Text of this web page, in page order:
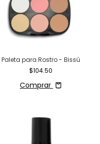
Paleta para Rostro - Bissú
$104.50
Comprar